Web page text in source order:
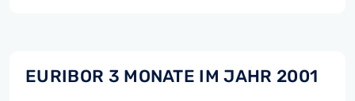
EURIBOR 3 MONATE IM JAHR 2001